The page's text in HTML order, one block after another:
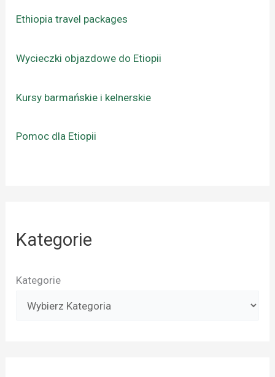
Ethiopia travel packages
Wycieczki objazdowe do Etiopii
Kursy barmańskie i kelnerskie
Pomoc dla Etiopii
Kategorie
Kategorie